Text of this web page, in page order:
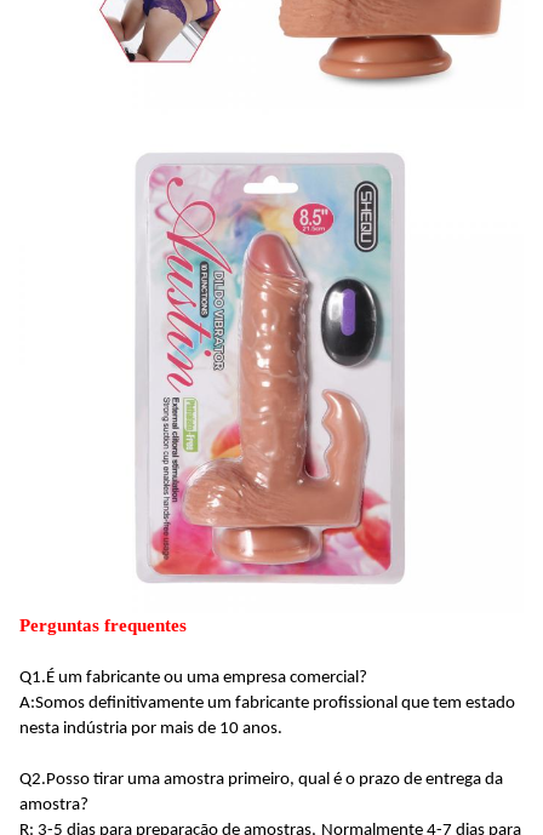
Perguntas frequentes
Q1.É um fabricante ou uma empresa comercial?
A:Somos definitivamente um fabricante profissional que tem estado
nesta indústria por mais de 10 anos.
Q2.Posso tirar uma amostra primeiro, qual é o prazo de entrega da
amostra?
R: 3-5 dias para preparação de amostras, Normalmente 4-7 dias para